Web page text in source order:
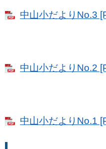
中山小だよりNo.3
中山小だよりNo.2
中山小だよりNo.1